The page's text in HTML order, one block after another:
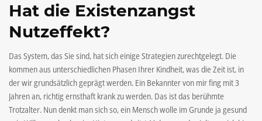
Hat die Existenzangst
Nutzeffekt?
Das System, das Sie sind, hat sich einige Strategien zurechtgelegt. Die
kommen aus unterschiedlichen Phasen Ihrer Kindheit, was die Zeit ist, in
der wir grundsätzlich geprägt werden. Ein Bekannter von mir fing mit 3
Jahren an, richtig ernsthaft krank zu werden. Das ist das berühmte
Trotzalter. Nun denkt man sich so, ein Mensch wolle im Grunde ja gesund